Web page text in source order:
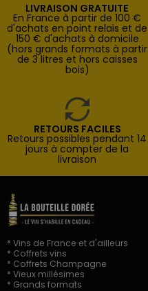
LIVRAISON GRATUITE
En France à partir de 100 €
d'achats en point relais et de
150 € d'achats à domicile
(hors grands formats à partir
de 3 litres et hors caisses
bois)
RETOURS FACILES
Retours possibles pendant 14
jours à compter de la
livraison
* Vins de France et d'ailleurs
* Coffrets vins
* Coffrets Champagne
* Vieux millésimes
* Grands formats